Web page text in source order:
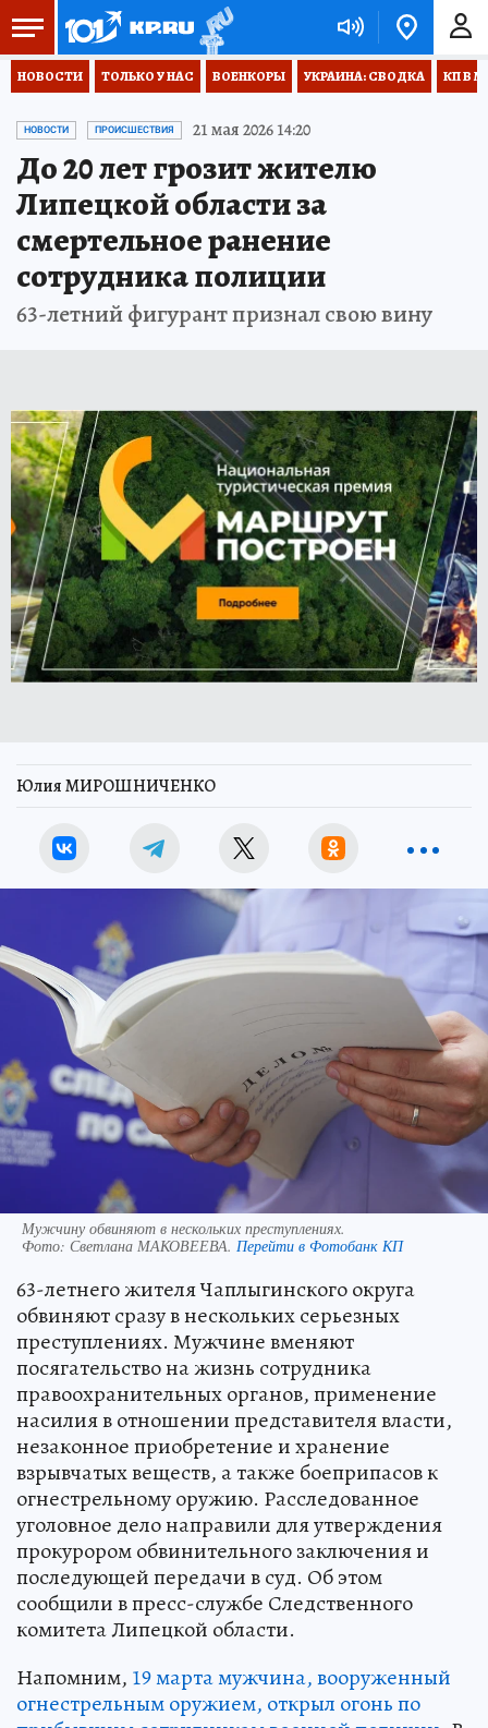
НОВОСТИ ТОЛЬКО У НАС ВОЕНКОРЫ УКРАИНА: СВОДКА КП В
НОВОСТИ ПРОИСШЕСТВИЯ 21 мая 2026 14:20
До 20 лет грозит жителю
Липецкой области за
смертельное ранение
сотрудника полиции
63-летний фигурант признал свою вину
Юлия МИРОШНИЧЕНКО
Мужчину обвиняют в нескольких преступлениях.
Фото: Светлана МАКОВЕЕВА. Перейти в Фотобанк КП
63-летнего жителя Чаплыгинского округа
обвиняют сразу в нескольких серьезных
преступлениях. Мужчине вменяют
посягательство на жизнь сотрудника
правоохранительных органов, применение
насилия в отношении представителя власти,
незаконное приобретение и хранение
взрывчатых веществ, а также боеприпасов к
огнестрельному оружию. Расследованное
уголовное дело направили для утверждения
прокурором обвинительного заключения и
последующей передачи в суд. Об этом
сообщили в пресс-службе Следственного
комитета Липецкой области.
Напомним, 19 марта мужчина, вооруженный
огнестрельным оружием, открыл огонь по